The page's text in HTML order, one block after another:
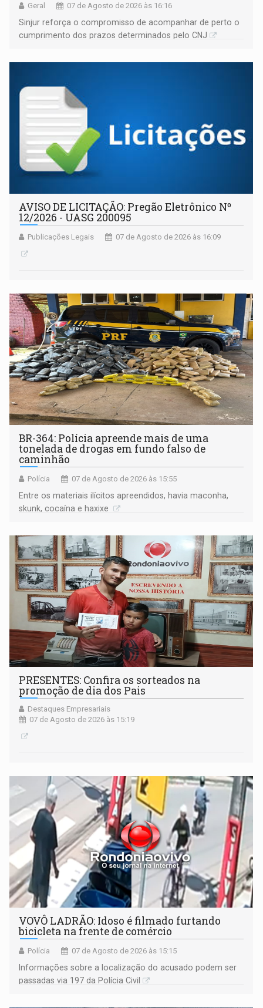
Geral 07 de Agosto de 2026 às 16:16
Sinjur reforça o compromisso de acompanhar de perto o
cumprimento dos prazos determinados pelo CNJ
AVISO DE LICITAÇÃO: Pregão Eletrônico Nº
12/2026 - UASG 200095
Publicações Legais 07 de Agosto de 2026 às 16:09
BR-364: Polícia apreende mais de uma
tonelada de drogas em fundo falso de
caminhão
Polícia 07 de Agosto de 2026 às 15:55
Entre os materiais ilícitos apreendidos, havia maconha,
skunk, cocaína e haxixe
PRESENTES: Confira os sorteados na
promoção de dia dos Pais
Destaques Empresariais
07 de Agosto de 2026 às 15:19
VOVÔ LADRÃO: Idoso é filmado furtando
bicicleta na frente de comércio
Polícia 07 de Agosto de 2026 às 15:15
Informações sobre a localização do acusado podem ser
passadas via 197 da Polícia Civil